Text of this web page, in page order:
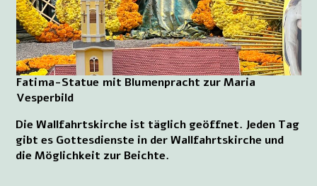
Fatima-Statue mit Blumenpracht zur Maria
Vesperbild
Die Wallfahrtskirche ist täglich geöffnet. Jeden Tag
gibt es Gottesdienste in der Wallfahrtskirche und
die Möglichkeit zur Beichte.